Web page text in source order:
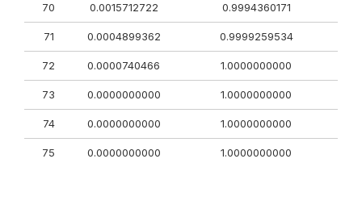
70 0.0015712722 0.9994360171
71 0.0004899362 0.9999259534
72 0.0000740466 1.0000000000
73 0.0000000000 1.0000000000
74 0.0000000000 1.0000000000
75 0.0000000000 1.0000000000